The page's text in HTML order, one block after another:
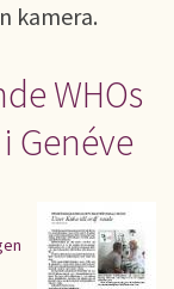
kamera.
WHOs
Genéve